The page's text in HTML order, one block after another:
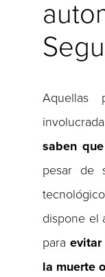
Aquellas
saben
pesar de
dispone el
para evitar
la muerte